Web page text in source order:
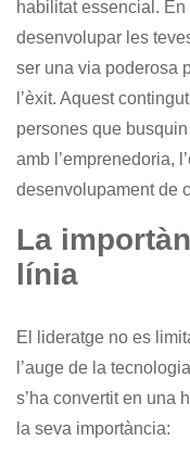
habilitat essencial.
desenvolupar les
ser una via poderosa
l’èxit. Aquest
persones que
amb l’emprenedoria,
desenvolupament de
La
línia
El lideratge no es
l’auge de la
s’ha convertit en una
la seva importància: